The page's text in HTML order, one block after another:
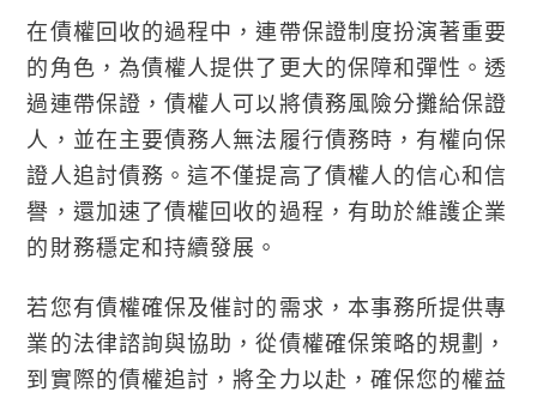
在債權回收的過程中，連帶保證制度扮演著重要
的角色，為債權人提供了更大的保障和彈性。透
過連帶保證，債權人可以將債務風險分攤給保證
人，並在主要債務人無法履行債務時，有權向保
證人追討債務。這不僅提高了債權人的信心和信
譽，還加速了債權回收的過程，有助於維護企業
的財務穩定和持續發展。
若您有債權確保及催討的需求，本事務所提供專
業的法律諮詢與協助，從債權確保策略的規劃，
到實際的債權追討，將全力以赴，確保您的權益